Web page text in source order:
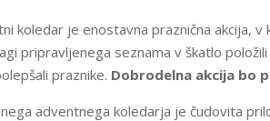
koledar je enostavna praznična akcija,
pripravljenega seznama v škatlo
praznike. Dobrodelna akcija bo
adventnega koledarja je čudovita